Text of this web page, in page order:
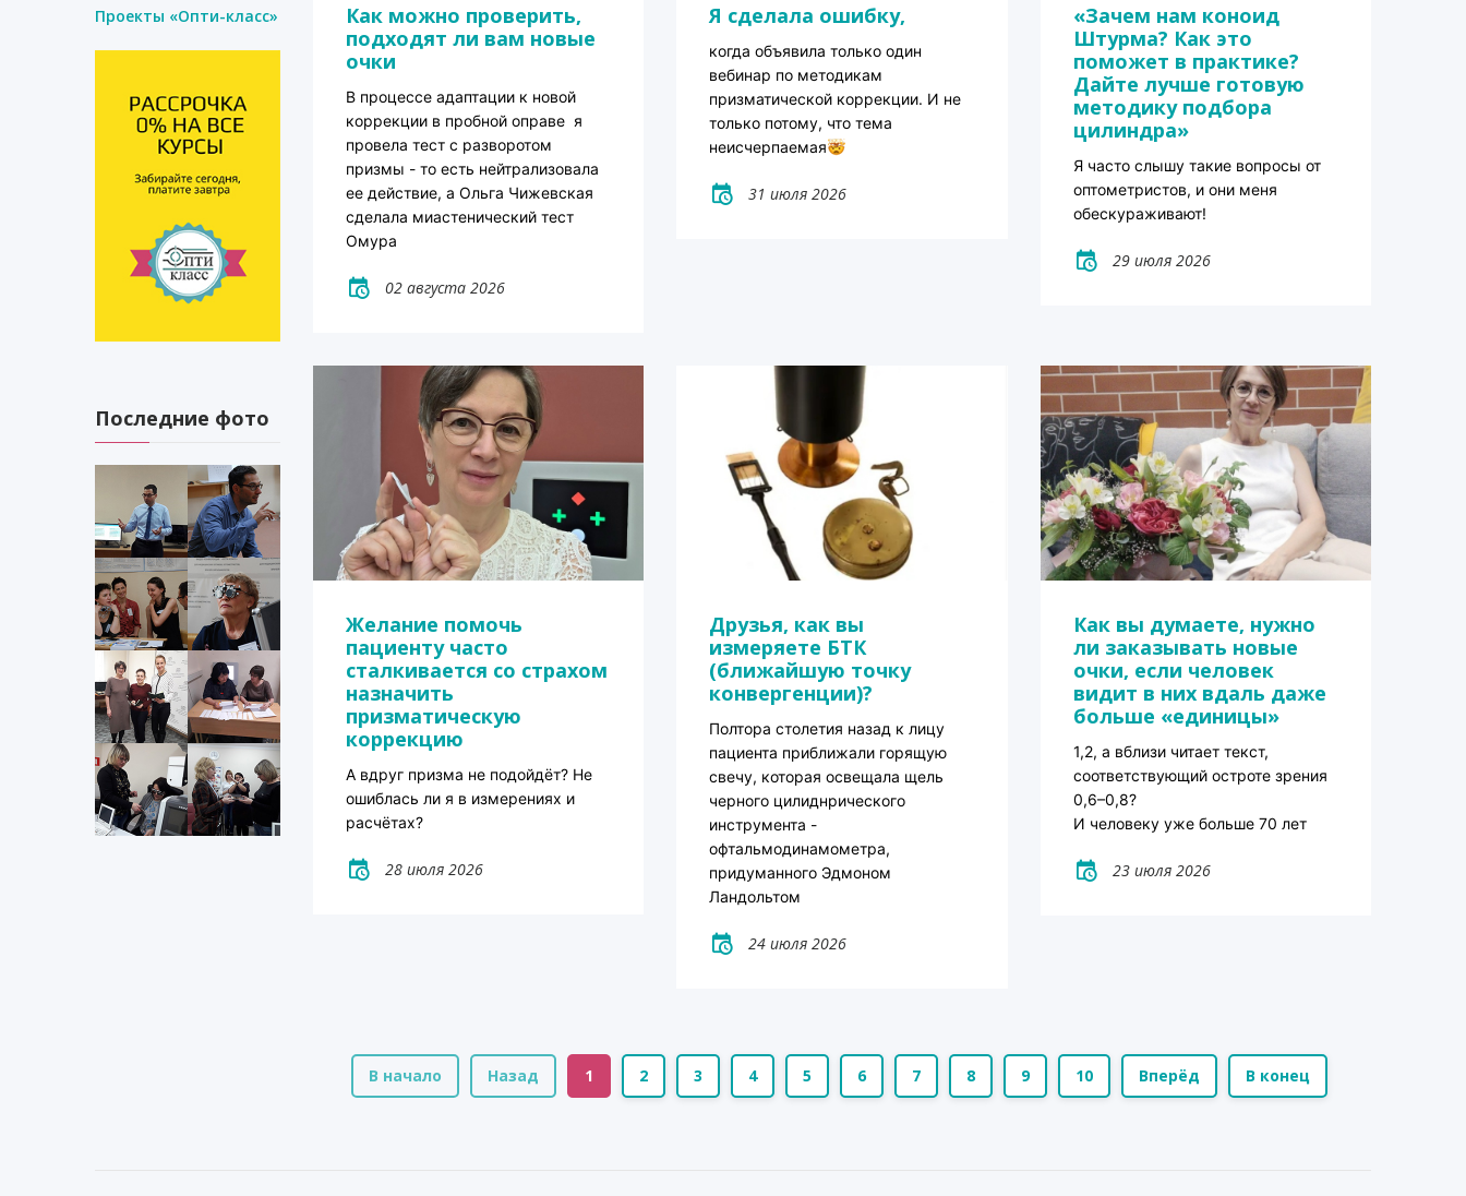
Как можно проверить,
подходят ли вам новые
очки
В процессе адаптации к новой
коррекции в пробной оправе я
провела тест с разворотом
призмы - то есть нейтрализовала
ее действие, а Ольга Чижевская
сделала миастенический тест
Омура
02 августа 2026
Я сделала ошибку,
когда объявила только один
вебинар по методикам
призматической коррекции. И не
только потому, что тема
неисчерпаемая
31 июля 2026
«Зачем нам коноид
Штурма? Как это
поможет в практике?
Дайте лучше готовую
методику подбора
цилиндра»
Я часто слышу такие вопросы от
оптометристов, и они меня
обескураживают!
29 июля 2026
Желание помочь
пациенту часто
сталкивается со страхом
назначить
призматическую
коррекцию
А вдруг призма не подойдёт? Не
ошиблась ли я в измерениях и
расчётах?
28 июля 2026
Друзья, как вы
измеряете БТК
(ближайшую точку
конвергенции)?
Полтора столетия назад к лицу
пациента приближали горящую
свечу, которая освещала щель
черного цилиднрического
инструмента -
офтальмодинамометра,
придуманного Эдмоном
Ландольтом
24 июля 2026
Как вы думаете, нужно
ли заказывать новые
очки, если человек
видит в них вдаль даже
больше «единицы»
1,2, а вблизи читает текст,
соответствующий остроте зрения
0,6–0,8?
И человеку уже больше 70 лет
23 июля 2026
В начало Назад 1 2 3 4 5 6 7 8 9 10 Вперёд В конец
Проекты «Опти-класс»
Последние фото